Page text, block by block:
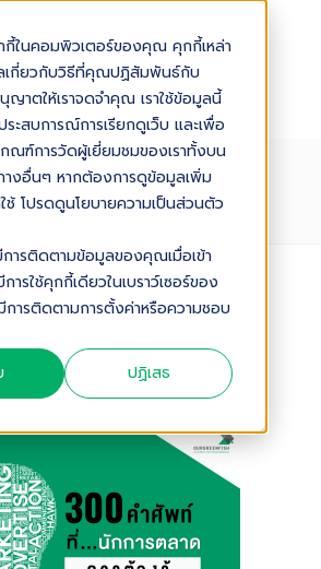
กี้ในคอมพิวเตอร์ของคุณ คุกกี้เหล่า
ลเกี่ยวกับวิธีที่คุณปฏิสัมพันธ์กับ
ญาตให้เราจดจำคุณ เราใช้ข้อมูลนี้
ะสบการณ์การเรียกดูเว็บ และเพื่อ
เกณฑ์การวัดผู้เยี่ยมชมของเราทั้งบน
างอื่นๆ หากต้องการดูข้อมูลเพิ่ม
ช้ โปรดดูนโยบายความเป็นส่วนตัว
ารติดตามข้อมูลของคุณเมื่อเข้า
ารใช้คุกกี้เดียวในเบราว์เซอร์ของ
การติดตามการตั้งค่าหรือความชอบ
ปฏิเสธ
ทางการตลาด ที่นักการ
ปี 2024 (UPDATE) 6/6